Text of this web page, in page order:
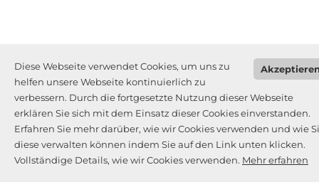
Diese Webseite verwendet Cookies, um uns zu
helfen unsere Webseite kontinuierlich zu
verbessern. Durch die fortgesetzte Nutzung dieser Webseite
erklären Sie sich mit dem Einsatz dieser Cookies einverstanden.
Erfahren Sie mehr darüber, wie wir Cookies verwenden und wie
diese verwalten können indem Sie auf den Link unten klicken.
Vollständige Details, wie wir Cookies verwenden. Mehr erfahren